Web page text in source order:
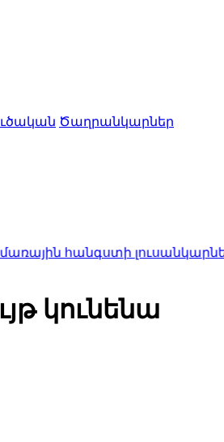
Ծաղրանկարներ
լուսանկարներով
կունենա